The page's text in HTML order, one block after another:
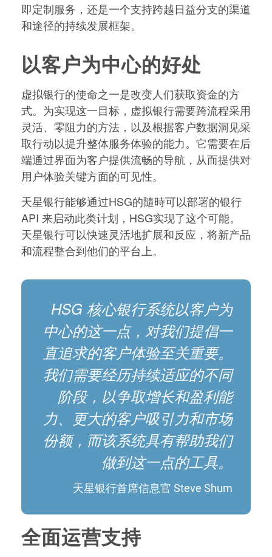
即定制服务，还是一个支持跨越日益分支的渠道
和途径的持续发展框架。
以客户为中心的好处
虚拟银行的使命之一是改变人们获取资金的方
式。为实现这一目标，虚拟银行需要跨流程采用
灵活、零阻力的方法，以及根据客户数据洞见采
取行动以提升整体服务体验的能力。它需要在后
端通过界面为客户提供流畅的导航，从而提供对
用户体验关键方面的可见性。
天星银行能够通过HSG的隨時可以部署的银行
API 来启动此类计划，HSG实现了这个可能。
天星银行可以快速灵活地扩展和反应，将新产品
和流程整合到他们的平台上。
HSG 核心银行系统以客户为
中心的这一点，对我们提倡一
直追求的客户体验至关重要。
我们需要经历持续适应的不同
阶段，以争取增长和盈利能
力、更大的客户吸引力和市场
份额，而该系统具有帮助我们
做到这一点的工具。
天星银行首席信息官 Steve Shum
全面运营支持